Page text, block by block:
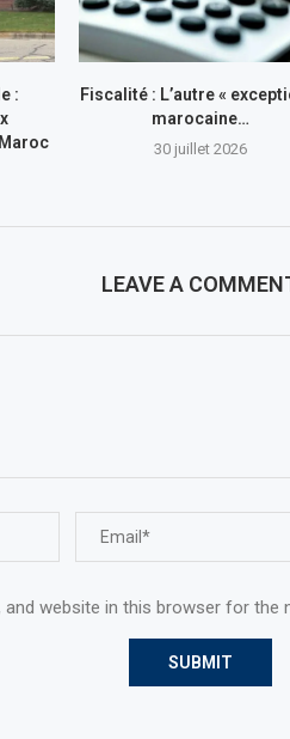
:
Fiscalité : L’autre «
marocaine…
30 juillet 2026
LEAVE A
and website in this browser for the